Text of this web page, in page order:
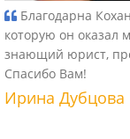
Благодарна
которую он оказал
знающий юрист,
Спасибо Вам!
Ирина Дубцова